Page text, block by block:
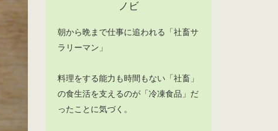
ノビ
朝から晩まで仕事に追われる「社畜サ
ラリーマン」
料理をする能力も時間もない「社畜」
の食生活を支えるのが「冷凍食品」だ
ったことに気づく。